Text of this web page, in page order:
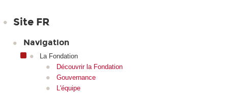
Site FR
Navigation
La Fondation
Découvrir la Fondation
Gouvernance
L'équipe